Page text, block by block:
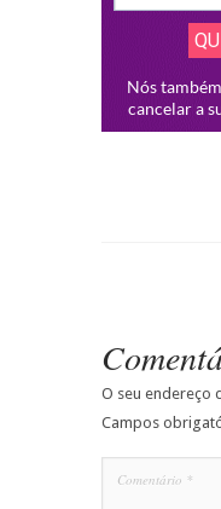
O seu endereço
Campos